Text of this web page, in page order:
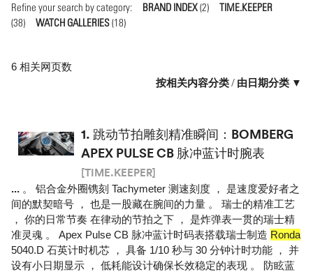
Refine your search by category: BRAND INDEX(2)
TIME.KEEPER
(38)
WATCH GALLERIES(18)
6 相关网页数
按相关内容分类/ 由日期分类 ▼
1. 跳动节拍雕刻精准瞬间：BOMBERG
APEX PULSE CB 脉冲蓝计时腕表
[TIME.KEEPER]
... 。 铝合金外圈镌刻 Tachymeter 测速刻度 ， 是速度爱好者之
间的默契暗号 ， 也是一股藏在腕间的力量 。 瑞士的精准工艺
， 你的日常节奏 在律动的节拍之下 ， 是炸弹表一贯的瑞士精
准灵魂 。 Apex Pulse CB 脉冲蓝计时码表搭载瑞士制造 Ronda
5040.D 石英计时机芯 ， 具备 1/10 秒与 30 分钟计时功能 ， 并
设有小日期显示 ， 低耗能设计确保长效稳定的表现 。 防眩蓝